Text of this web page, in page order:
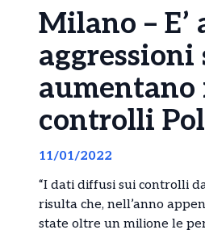
Milano – E’
aumentano
controlli
11/01/2022
“I dati diffusi sui controlli
risulta che, nell’anno
state oltre un milione le